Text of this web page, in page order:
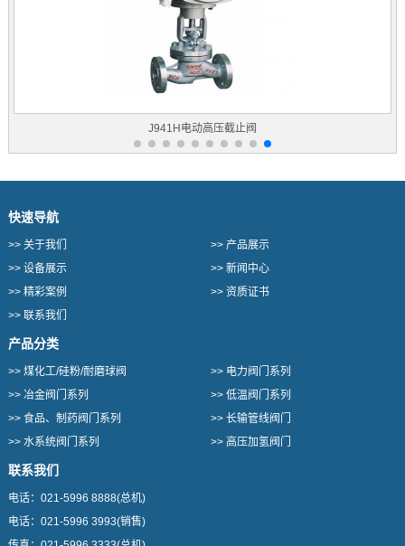
J941H电动高压截止阀
快速导航
>> 关于我们 >> 产品展示
>> 设备展示 >> 新闻中心
>> 精彩案例 >> 资质证书
>> 联系我们
产品分类
>> 煤化工/硅粉/耐磨球阀 >> 电力阀门系列
>> 冶金阀门系列 >> 低温阀门系列
>> 食品、制药阀门系列 >> 长输管线阀门
>> 水系统阀门系列 >> 高压加氢阀门
联系我们
电话： 021-5996 8888(总机)
电话： 021-5996 3993(销售)